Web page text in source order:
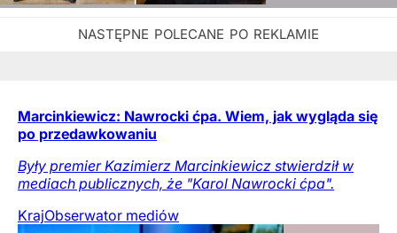
Marcinkiewicz: Nawrocki ćpa. Wiem, jak wygląda się
po przedawkowaniu
Były premier Kazimierz Marcinkiewicz stwierdził w
mediach publicznych, że "Karol Nawrocki ćpa".
KrajObserwator mediów